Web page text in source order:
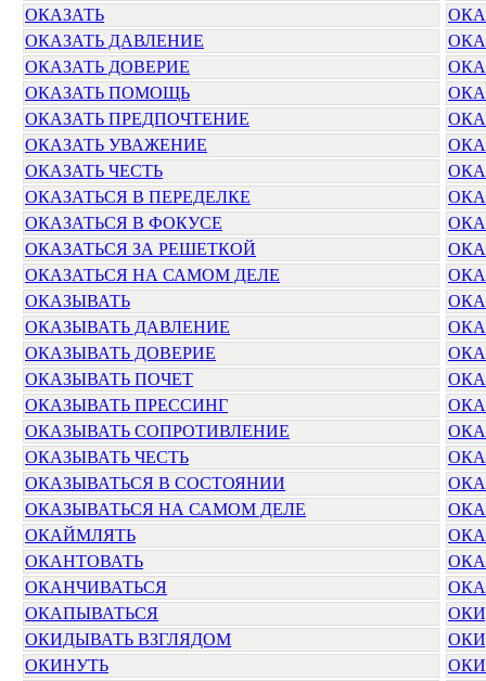
ОКАЗАТЬ
ОКАЗАТЬ ДАВЛЕНИЕ
ОКАЗАТЬ ДОВЕРИЕ
ОКАЗАТЬ ПОМОЩЬ
ОКАЗАТЬ ПРЕДПОЧТЕНИЕ
ОКАЗАТЬ УВАЖЕНИЕ
ОКАЗАТЬ ЧЕСТЬ
ОКАЗАТЬСЯ В ПЕРЕДЕЛКЕ
ОКАЗАТЬСЯ В ФОКУСЕ
ОКАЗАТЬСЯ ЗА РЕШЕТКОЙ
ОКАЗАТЬСЯ НА САМОМ ДЕЛЕ
ОКАЗЫВАТЬ
ОКАЗЫВАТЬ ДАВЛЕНИЕ
ОКАЗЫВАТЬ ДОВЕРИЕ
ОКАЗЫВАТЬ ПОЧЕТ
ОКАЗЫВАТЬ ПРЕССИНГ
ОКАЗЫВАТЬ СОПРОТИВЛЕНИЕ
ОКАЗЫВАТЬ ЧЕСТЬ
ОКАЗЫВАТЬСЯ В СОСТОЯНИИ
ОКАЗЫВАТЬСЯ НА САМОМ ДЕЛЕ
ОКАЙМЛЯТЬ
ОКАНТОВАТЬ
ОКАНЧИВАТЬСЯ
ОКАПЫВАТЬСЯ
ОКИДЫВАТЬ ВЗГЛЯДОМ
ОКИНУТЬ